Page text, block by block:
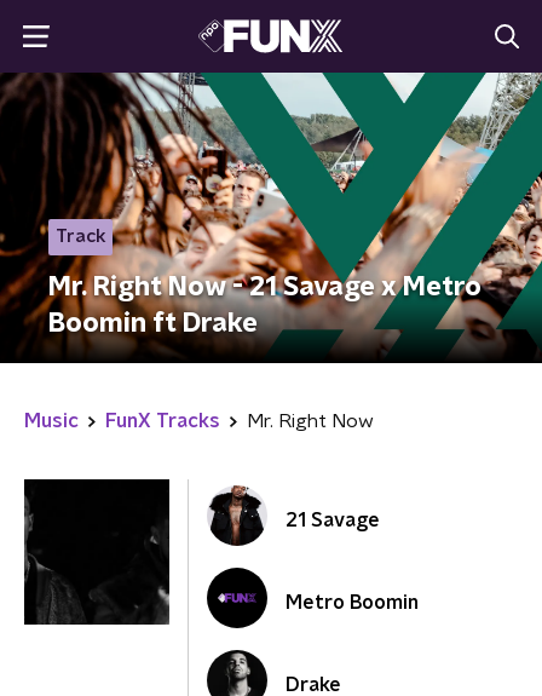
Track
Mr. Right Now - 21 Savage x Metro
Boomin ft Drake
Music FunX Tracks Mr. Right Now
21 Savage
Metro Boomin
Drake